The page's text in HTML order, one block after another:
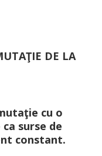
DE LA
cu o
surse de
constant.